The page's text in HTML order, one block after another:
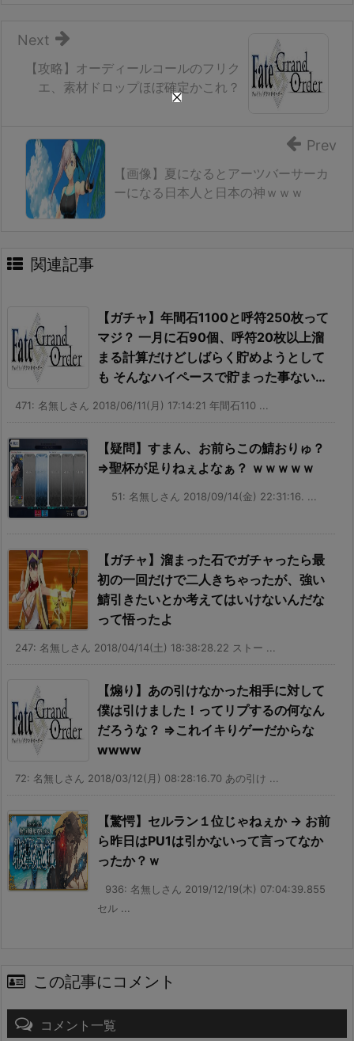
【攻略】オーディールコールのフリク
エ、素材ドロップほぼ確定かこれ？
Next
【画像】夏になるとアーツバーサーカ
ーになる日本人と日本の神ｗｗｗ
Prev
関連記事
【ガチャ】年間石1100と呼符250枚って
マジ？ 一月に石90個、呼符20枚以上溜
まる計算だけどしばらく貯めようとして
も そんなハイペースで貯まった事ない…
471: 名無しさん 2018/06/11(月) 17:14:21 年間石110 ...
【疑問】すまん、お前らこの鯖おりゅ？
⇒聖杯が足りねぇよなぁ？ ｗｗｗｗｗ
51: 名無しさん 2018/09/14(金) 22:31:16. ...
【ガチャ】溜まった石でガチャったら最
初の一回だけで二人きちゃったが、強い
鯖引きたいとか考えてはいけないんだな
って悟ったよ
247: 名無しさん 2018/04/14(土) 18:38:28.22 ストー ...
【煽り】あの引けなかった相手に対して
僕は引けました！ってリプするの何なん
だろうな？ ⇒これイキりゲーだからな
wwww
72: 名無しさん 2018/03/12(月) 08:28:16.70 あの引け ...
【驚愕】セルラン１位じゃねぇか → お前
ら昨日はPU1は引かないって言ってなか
ったか？ｗ
936: 名無しさん 2019/12/19(木) 07:04:39.855
セル ...
この記事にコメント
コメント一覧